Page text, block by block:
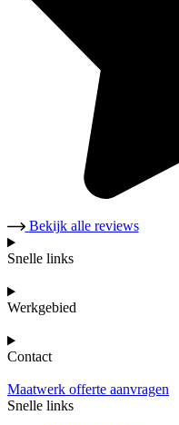
Bekijk alle reviews
Snelle links
Werkgebied
Contact
Maatwerk offerte aanvragen
Snelle links